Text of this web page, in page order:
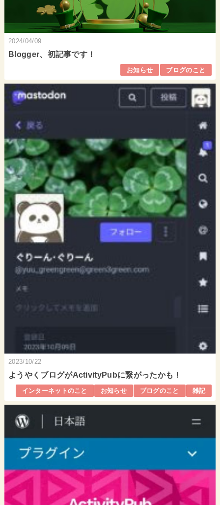
2024/04/09
Blogger、初記事です！
お知らせ ブログのこと
2023/10/22
ようやくブログがActivityPubに繋がったかも！
インターネットのこと お知らせ ブログのこと 雑記